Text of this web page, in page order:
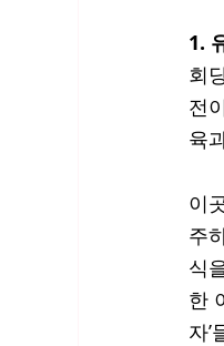
1.
회
전
육
이
주
식
한
자’